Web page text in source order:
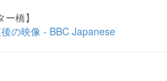
橋】
の映像 - BBC Japanese